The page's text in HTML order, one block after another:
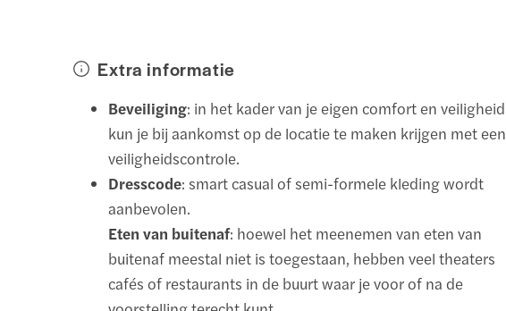
Extra informatie
Beveiliging: in het kader van je eigen comfort en veiligheid
kun je bij aankomst op de locatie te maken krijgen met een
veiligheidscontrole.
Dresscode: smart casual of semi-formele kleding wordt
aanbevolen.
Eten van buitenaf: hoewel het meenemen van eten van
buitenaf meestal niet is toegestaan, hebben veel theaters
cafés of restaurants in de buurt waar je voor of na de